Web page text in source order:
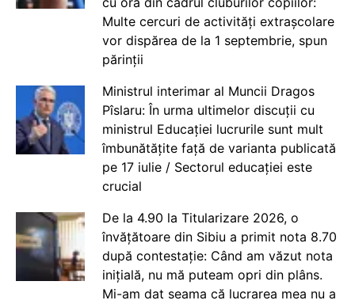
Multe cercuri de activități extrașcolare
vor dispărea de la 1 septembrie, spun
părinții
Ministrul interimar al Muncii Dragos
Pîslaru: În urma ultimelor discuții cu
ministrul Educației lucrurile sunt mult
îmbunătățite față de varianta publicată
pe 17 iulie / Sectorul educației este
crucial
De la 4.90 la Titularizare 2026, o
învățătoare din Sibiu a primit nota 8.70
după contestație: Când am văzut nota
inițială, nu mă puteam opri din plâns.
Mi-am dat seama că lucrarea mea nu a